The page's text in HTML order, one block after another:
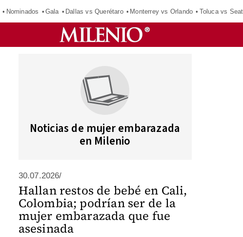
Nominados Gala Dallas vs Querétaro Monterrey vs Orlando Toluca vs
Noticias de mujer embarazada
en Milenio
30.07.2026/
Hallan restos de bebé en Cali,
Colombia; podrían ser de la
mujer embarazada que fue
asesinada